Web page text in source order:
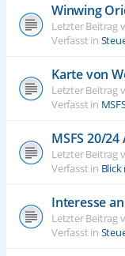
Winwing
Letzter Beitrag
Verfasst in
Karte von
Letzter Beitrag
Verfasst in
MSFS 20/
Letzter Beitrag
Verfasst in Blick
Interesse an
Letzter Beitrag
Verfasst in